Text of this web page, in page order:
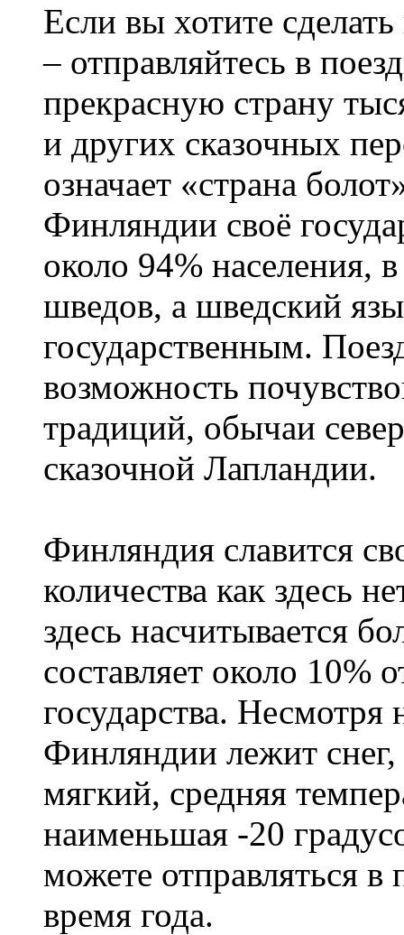
Если вы хотите
– отправляйтесь в
прекрасную страну
и других сказочных
означает «страна
Финляндии своё
около 94% населения,
шведов, а шведский
государственным.
возможность
традиций, обычаи
сказочной Лапландии.
Финляндия славится
количества как здесь
здесь насчитывается
составляет около 10%
государства. Несмотря
Финляндии лежит
мягкий, средняя
наименьшая -20
можете отправляться
время года.